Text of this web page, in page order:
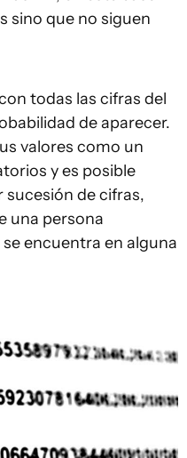
sino que no siguen
todas las cifras del
de aparecer.
valores como un
y es posible
sucesión de cifras,
una persona
encuentra en alguna